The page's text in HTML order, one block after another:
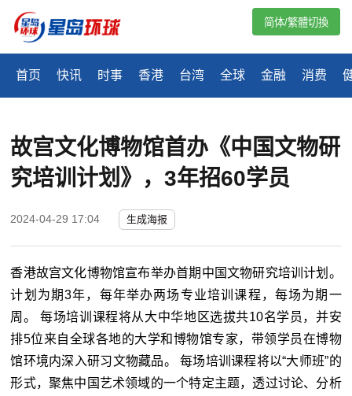
首页 快讯 时事 香港 台湾 全球 金融 消费
简体/繁體切換
故宫文化博物馆首办《中国文物研
究培训计划》，3年招60学员
2024-04-29 17:04 生成海报
香港故宫文化博物馆宣布举办首期中国文物研究培训计划。
计划为期3年，每年举办两场专业培训课程，每场为期一
周。 每场培训课程将从大中华地区选拔共10名学员，并安
排5位来自全球各地的大学和博物馆专家，带领学员在博物
馆环境内深入研习文物藏品。 每场培训课程将以“大师班”的
形式，聚焦中国艺术领域的一个特定主题，透过讨论、分析